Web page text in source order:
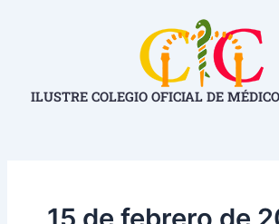
ILUSTRE COLEGIO OFICIAL DE